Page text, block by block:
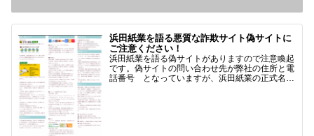
浜田紙業を語る悪質な詐欺サイト偽サイトに
ご注意ください！
浜田紙業を語る偽サイトがありますので注意喚起
です。偽サイトの問い合わせ先が弊社の住所と電
話番号 となっていますが、浜田紙業の正式名称